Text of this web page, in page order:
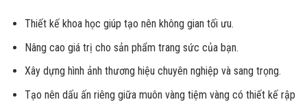
Thiết kế khoa học giúp tạo nên không gian tối ưu.
Nâng cao giá trị cho sản phẩm trang sức của bạn.
Xây dựng hình ảnh thương hiệu chuyên nghiệp và sang trọng.
Tạo nên dấu ấn riêng giữa muôn vàng tiệm vàng có thiết kế rập